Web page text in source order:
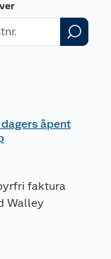
dagers åpent
faktura
Walley